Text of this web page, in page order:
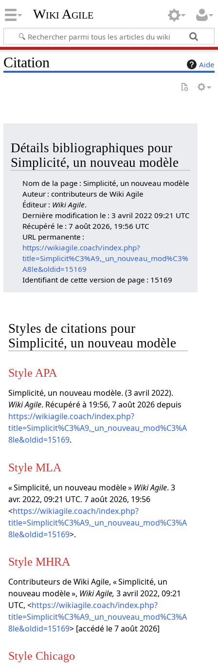
Wiki Agile
Aide
Citation
Détails bibliographiques pour
Simplicité, un nouveau modèle
Nom de la page : Simplicité, un nouveau modèle
Auteur : contributeurs de Wiki Agile
Éditeur : Wiki Agile.
Dernière modification le : 3 avril 2022 09:21 UTC
Récupéré le : 7 août 2026, 19:56 UTC
URL permanente :
https://wikiagile.coach/index.php?
title=Simplicit%C3%A9,_un_nouveau_mod%C3%
A8le&oldid=15169
Identifiant de cette version de page : 15169
Styles de citations pour
Simplicité, un nouveau modèle
Style APA
Simplicité, un nouveau modèle. (3 avril 2022).
Wiki Agile. Récupéré à 19:56, 7 août 2026 depuis
https://wikiagile.coach/index.php?
title=Simplicit%C3%A9,_un_nouveau_mod%C3%A
8le&oldid=15169.
Style MLA
« Simplicité, un nouveau modèle » Wiki Agile. 3
avr. 2022, 09:21 UTC. 7 août 2026, 19:56
<https://wikiagile.coach/index.php?
title=Simplicit%C3%A9,_un_nouveau_mod%C3%A
8le&oldid=15169>.
Style MHRA
Contributeurs de Wiki Agile, « Simplicité, un
nouveau modèle », Wiki Agile, 3 avril 2022, 09:21
UTC, <https://wikiagile.coach/index.php?
title=Simplicit%C3%A9,_un_nouveau_mod%C3%A
8le&oldid=15169> [accédé le 7 août 2026]
Style Chicago